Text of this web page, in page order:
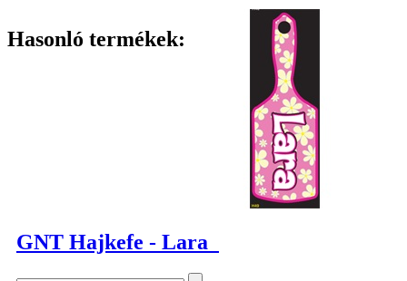
Hasonló termékek:
GNT Hajkefe - Lara